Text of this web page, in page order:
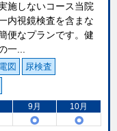
施しないコース当院
内視鏡検査を含まな
便なプランです。健
一...
図
尿検査
9月 10月